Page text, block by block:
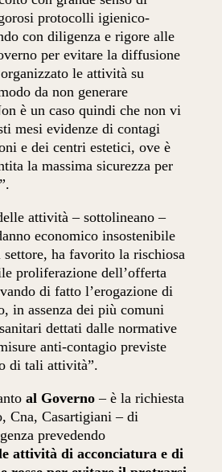
protocolli igienico-
con diligenza e rigore alle
per evitare la diffusione
le attività su
da non generare
è un caso quindi che non vi
mesi evidenze di contagi
e dei centri estetici, ove è
la massima sicurezza per
attività – sottolineano –
economico insostenibile
settore, ha favorito la rischiosa
proliferazione dell’offerta
di fatto l’erogazione di
in assenza dei più comuni
dettati dalle normative
anti-contagio previste
di tali attività”.
al Governo – è la richiesta
Cna, Casartigiani – di
prevedendo
attività di acconciatura e di